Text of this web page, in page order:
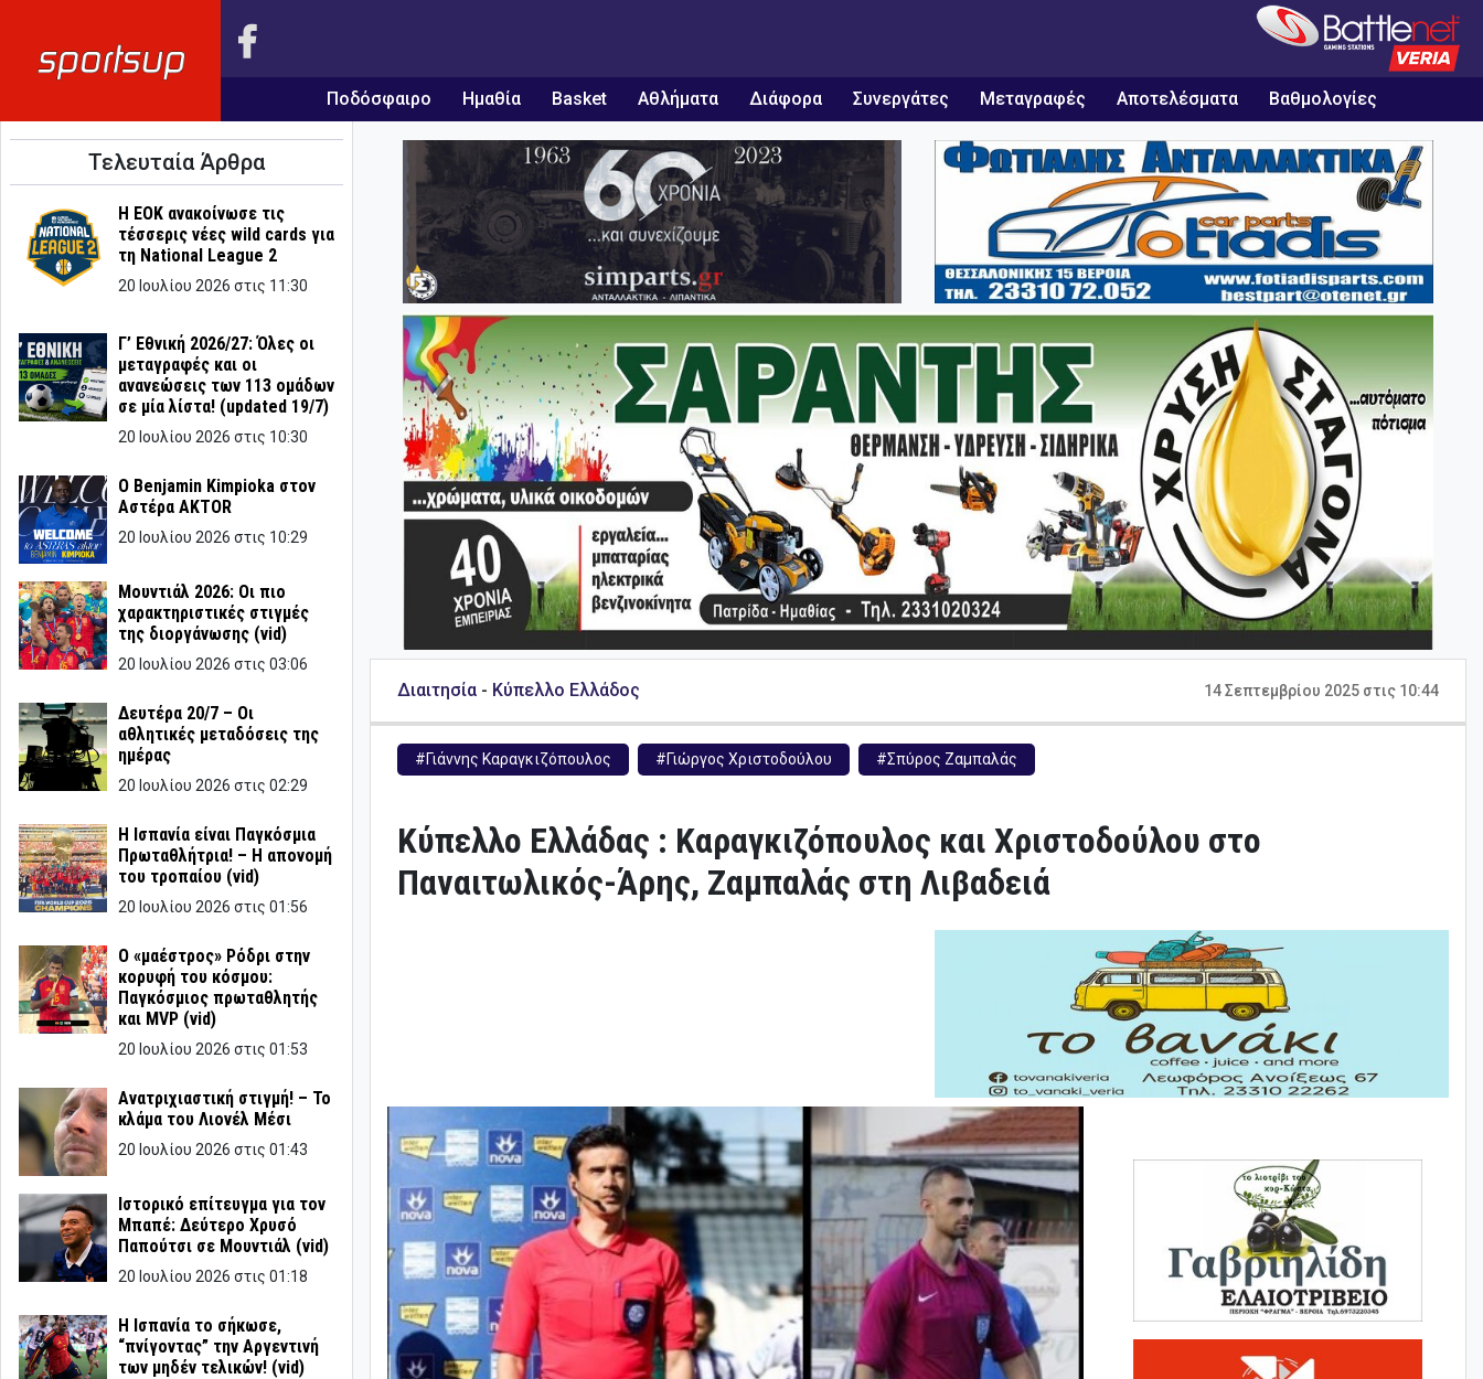
Ποδόσφαιρο Ημαθία Basket Αθλήματα Διάφορα Συνεργάτες Μεταγραφές Αποτελέσματα Βαθμολογίες
Τελευταία Άρθρα
Η ΕΟΚ ανακοίνωσε τις
τέσσερις νέες wild cards για
τη National League 2
20 Ιουλίου 2026 στις 11:30
Γ’ Εθνική 2026/27: Όλες οι
μεταγραφές και οι
ανανεώσεις των 113 ομάδων
σε μία λίστα! (updated 19/7)
20 Ιουλίου 2026 στις 10:30
Ο Benjamin Kimpioka στον
Αστέρα AKTOR
20 Ιουλίου 2026 στις 10:29
Μουντιάλ 2026: Οι πιο
χαρακτηριστικές στιγμές
της διοργάνωσης (vid)
20 Ιουλίου 2026 στις 03:06
Δευτέρα 20/7 – Οι
αθλητικές μεταδόσεις της
ημέρας
20 Ιουλίου 2026 στις 02:29
Η Ισπανία είναι Παγκόσμια
Πρωταθλήτρια! – Η απονομή
του τροπαίου (vid)
20 Ιουλίου 2026 στις 01:56
Ο «μαέστρος» Ρόδρι στην
κορυφή του κόσμου:
Παγκόσμιος πρωταθλητής
και MVP (vid)
20 Ιουλίου 2026 στις 01:53
Ανατριχιαστική στιγμή! – Το
κλάμα του Λιονέλ Μέσι
20 Ιουλίου 2026 στις 01:43
Ιστορικό επίτευγμα για τον
Μπαπέ: Δεύτερο Χρυσό
Παπούτσι σε Μουντιάλ (vid)
20 Ιουλίου 2026 στις 01:18
Η Ισπανία το σήκωσε,
“πνίγοντας” την Αργεντινή
των μηδέν τελικών! (vid)
Διαιτησία - Κύπελλο Ελλάδος 14 Σεπτεμβρίου 2025 στις 10:44
#Γιάννης Καραγκιζόπουλος #Γιώργος Χριστοδούλου #Σπύρος Ζαμπαλάς
Κύπελλο Ελλάδας : Καραγκιζόπουλος και Χριστοδούλου στο
Παναιτωλικός-Άρης, Ζαμπαλάς στη Λιβαδειά